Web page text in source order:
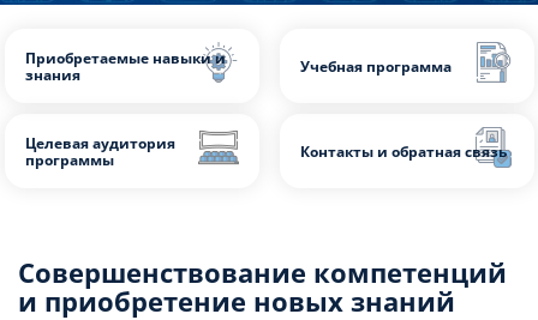
320 часов
Длительность
180 918 р.
Приобретаемые навыки и
знания
Учебная программа
Совершенствование компетенций
и приобретение новых знаний